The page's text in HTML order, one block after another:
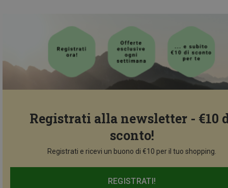
Registrati alla newsletter - €10
sconto!
Registrati e ricevi un buono di €10 per il tuo shopping.
REGISTRATI!